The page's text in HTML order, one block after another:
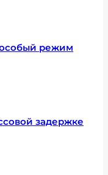
режим
задержке